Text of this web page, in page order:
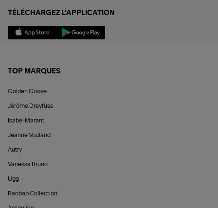
TÉLÉCHARGEZ L'APPLICATION
TOP MARQUES
Golden Goose
Jérôme Dreyfuss
Isabel Marant
Jeanne Vouland
Autry
Vanessa Bruno
Ugg
Baobab Collection